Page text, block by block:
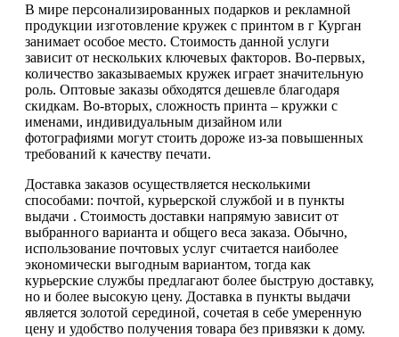
В мире персонализированных подарков и рекламной
продукции изготовление кружек с принтом в г Курган
занимает особое место. Стоимость данной услуги
зависит от нескольких ключевых факторов. Во-первых,
количество заказываемых кружек играет значительную
роль. Оптовые заказы обходятся дешевле благодаря
скидкам. Во-вторых, сложность принта – кружки с
именами, индивидуальным дизайном или
фотографиями могут стоить дороже из-за повышенных
требований к качеству печати.
Доставка заказов осуществляется несколькими
способами: почтой, курьерской службой и в пункты
выдачи . Стоимость доставки напрямую зависит от
выбранного варианта и общего веса заказа. Обычно,
использование почтовых услуг считается наиболее
экономически выгодным вариантом, тогда как
курьерские службы предлагают более быструю доставку,
но и более высокую цену. Доставка в пункты выдачи
является золотой серединой, сочетая в себе умеренную
цену и удобство получения товара без привязки к дому.